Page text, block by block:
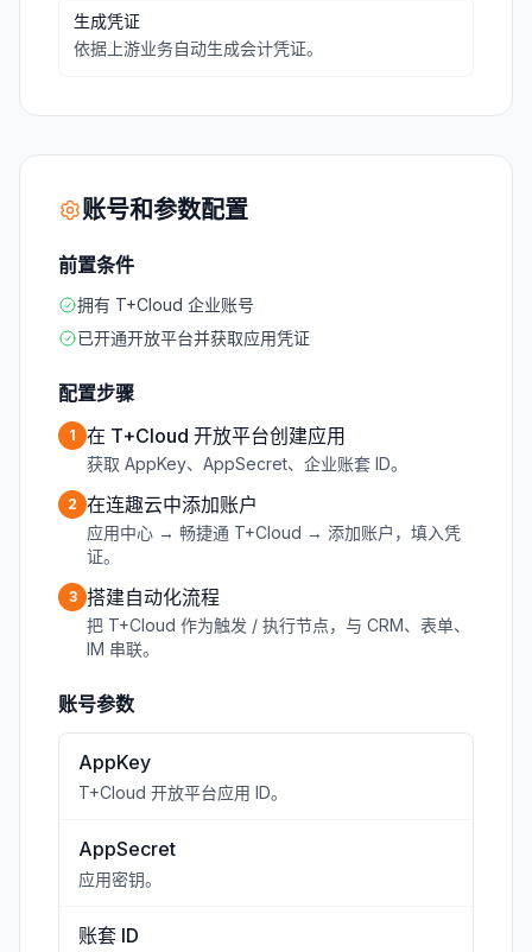
生成凭证
依据上游业务自动生成会计凭证。
账号和参数配置
前置条件
拥有 T+Cloud 企业账号
已开通开放平台并获取应用凭证
配置步骤
1 在 T+Cloud 开放平台创建应用
获取 AppKey、AppSecret、企业账套 ID。
2 在连趣云中添加账户
应用中心 → 畅捷通 T+Cloud → 添加账户，填入凭
证。
3 搭建自动化流程
把 T+Cloud 作为触发 / 执行节点，与 CRM、表单、
IM 串联。
账号参数
AppKey
T+Cloud 开放平台应用 ID。
AppSecret
应用密钥。
账套 ID